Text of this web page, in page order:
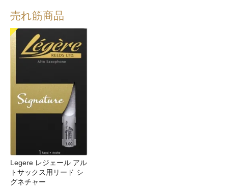
売れ筋商品
Legere レジェール アル
トサックス用リード シ
グネチャー